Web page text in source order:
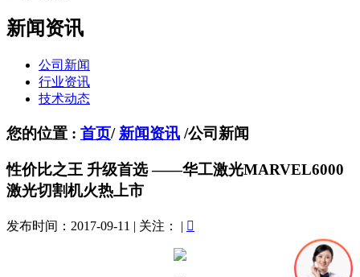
新闻资讯
公司新闻
行业资讯
技术动态
您的位置 : 首页/ 新闻资讯 /公司新闻
性价比之王 升级首选 ——华工激光MARVEL6000
激光切割机火热上市
发布时间：2017-09-11 | 关注： | 